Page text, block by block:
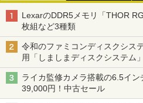
LexarのDDR5メモリ「THOR
枚組など3種類
令和のファミコンディスクシス
用「しましまディスクシステム」
ライカ監修カメラ搭載の6.5イ
39,000円！中古セール